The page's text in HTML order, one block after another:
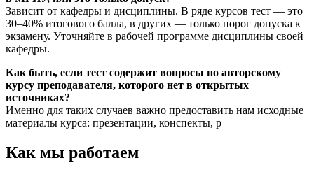
Зависит от кафедры и дисциплины. В ряде курсов тест — это
30–40% итогового балла, в других — только порог допуска к
экзамену. Уточняйте в рабочей программе дисциплины своей
кафедры.
Как быть, если тест содержит вопросы по авторскому
курсу преподавателя, которого нет в открытых
источниках?
Именно для таких случаев важно предоставить нам исходные
материалы курса: презентации, конспекты, р
Как мы работаем